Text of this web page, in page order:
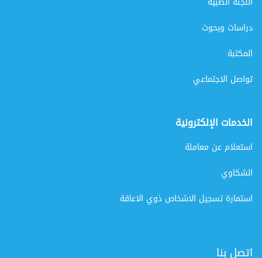
دراسات وبحوث
المكتبة
تواصل الاجتماعي
الخدمات الإلكترونية
استعلام عن معاملة
الشكاوي
استمارة تسجيل الاشخاص ذوي الاعاقة
اتصل بنا